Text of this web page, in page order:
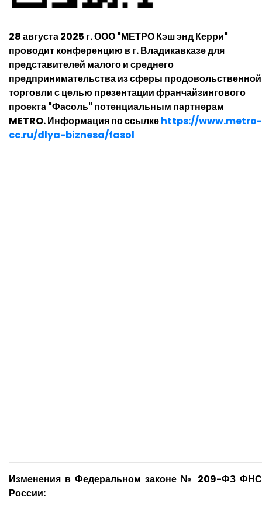
28 августа 2025 г. ООО "МЕТРО Кэш энд Керри"
проводит конференцию в г. Владикавказе для
представителей малого и среднего
предпринимательства из сферы продовольственной
торговли с целью презентации франчайзингового
проекта "Фасоль" потенциальным партнерам
METRO. Информация по ссылкеhttps://www.metro-
cc.ru/dlya-biznesa/fasol
Изменения в Федеральном законе № 209-ФЗ ФНС
России: